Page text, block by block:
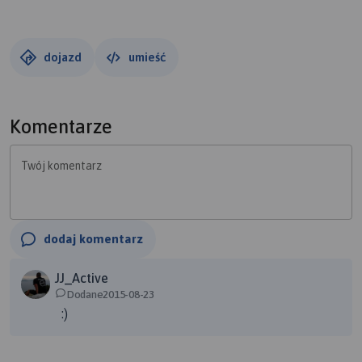
dojazd umieść
Komentarze
Twój komentarz
dodaj komentarz
JJ_Active
Dodane2015-08-23
:)